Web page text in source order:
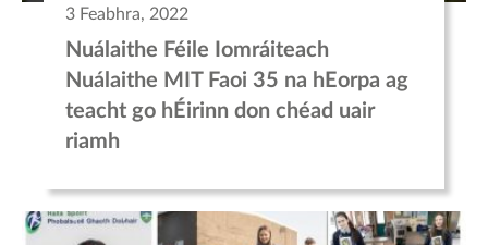
3 Feabhra, 2022
Nuálaithe Féile Iomráiteach
Nuálaithe MIT Faoi 35 na hEorpa ag
teacht go hÉirinn don chéad uair
riamh